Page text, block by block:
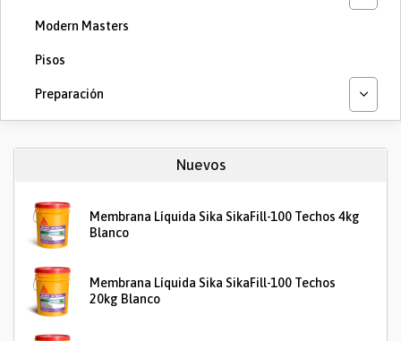
Modern Masters
Pisos
Preparación
Nuevos
Membrana Líquida Sika SikaFill-100 Techos 4kg
Blanco
Membrana Líquida Sika SikaFill-100 Techos
20kg Blanco